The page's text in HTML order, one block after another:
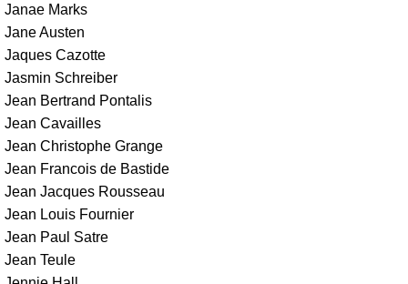
Janae Marks
Jane Austen
Jaques Cazotte
Jasmin Schreiber
Jean Bertrand Pontalis
Jean Cavailles
Jean Christophe Grange
Jean Francois de Bastide
Jean Jacques Rousseau
Jean Louis Fournier
Jean Paul Satre
Jean Teule